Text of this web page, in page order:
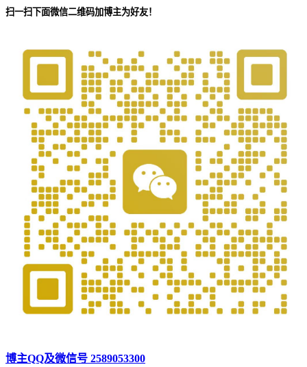
扫一扫下面微信二维码加博主为好友！
博主QQ及微信号 2589053300